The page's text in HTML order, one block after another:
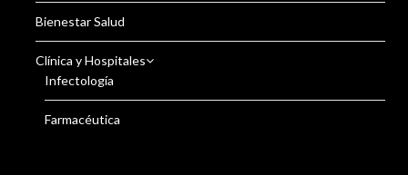
Bienestar Salud
Clínica y Hospitales
Infectología
Farmacéutica